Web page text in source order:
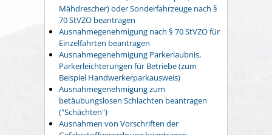
Mähdrescher) oder Sonderfahrzeuge nach §
70 StVZO beantragen
Ausnahmegenehmigung nach § 70 StVZO für
Einzelfahrten beantragen
Ausnahmegenehmigung Parkerlaubnis,
Parkerleichterungen für Betriebe (zum
Beispiel Handwerkerparkausweis)
Ausnahmegenehmigung zum
betäubungslosen Schlachten beantragen
("Schächten")
Ausnahmen von Vorschriften der